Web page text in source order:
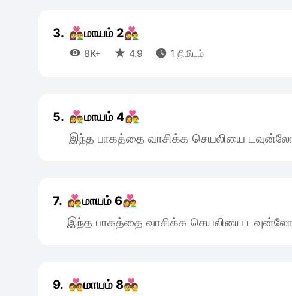
3. 👩‍❤️‍👨மாயம் 2👩‍❤️‍👨
 8K+  4.9  1 நிமிடம்
5. 👩‍❤️‍👨மாயம் 4👩‍❤️‍👨
இந்த பாகத்தை வாசிக்க செயலியை
7. 👩‍❤️‍👨மாயம் 6👩‍❤️‍👨
இந்த பாகத்தை வாசிக்க செயலியை
9. 💑மாயம் 8💑